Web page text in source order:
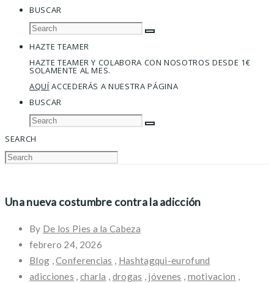
BUSCAR
HAZTE TEAMER
HAZTE TEAMER Y COLABORA CON NOSOTROS DESDE 1€
SOLAMENTE AL MES.
AQUÍACCEDERÁS A NUESTRA PÁGINA
BUSCAR
SEARCH
Una nueva costumbre contra la adicción
By De los Pies a la Cabeza
febrero 24, 2026
Blog ,Conferencias
Hashtagqui-eurofund
adicciones
charla drogas jóvenes motivacion